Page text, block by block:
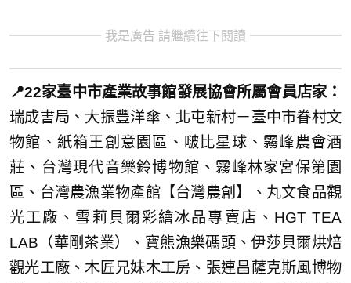
我是廣告 請繼續往下閱讀
📍22家臺中市產業故事館發展協會所屬會員店家：
瑞成書局、大振豐洋傘、北屯新村－臺中市眷村文
物館、紙箱王創意園區、啵比星球、霧峰農會酒
莊、台灣現代音樂鈴博物館、霧峰林家宮保第園
區、台灣農漁業物產館【台灣農創】、丸文食品觀
光工廠、雪莉貝爾彩繪冰品專賣店、HGT TEA
LAB（華剛茶業）、寶熊漁樂碼頭、伊莎貝爾烘焙
觀光工廠、木匠兄妹木工房、張連昌薩克斯風博物